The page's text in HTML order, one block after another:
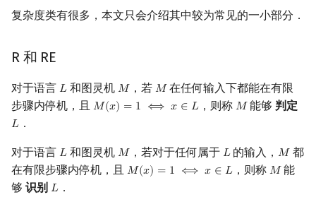
复杂度类有很多，本文只会介绍其中较为常见的一小部分．
R 和 RE
对于语言 𝐿
L和图灵机 𝑀
M ，若 𝑀
M 在任何输入下都能在有限
步骤内停机，且 𝑀(𝑥) = 1 ⟺ 𝑥 ∈ 𝐿
M(x)= 1⟺ x∈L ，则称 𝑀
M 能够 判定
𝐿
L．
对于语言 𝐿
L和图灵机 𝑀
M ，若对于任何属于 𝐿
L的输入，𝑀
M 都
在有限步骤内停机，且 𝑀(𝑥) = 1 ⟺ 𝑥 ∈ 𝐿
M(x)= 1⟺ x∈L ，则称 𝑀
M 能
够 识别 𝐿
L．